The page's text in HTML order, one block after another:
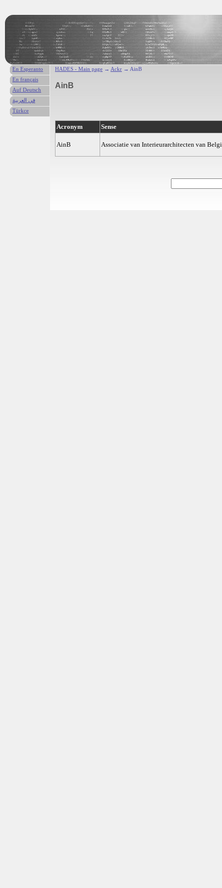
HADES - Main page → Ackr → AinB
AinB
Acronym Sense
AinB Associatie van Interieurarchitecten van
En Esperanto
En français
Auf Deutsch
في العربية
Türkce